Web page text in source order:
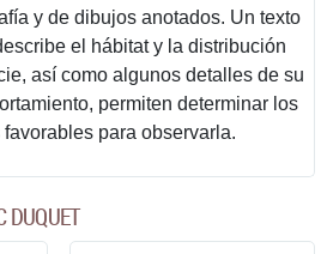
y de dibujos anotados. Un texto
el hábitat y la distribución
así como algunos detalles de su
permiten determinar los
para observarla.
DUQUET